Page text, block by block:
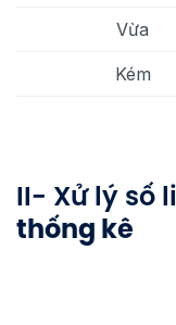
Vừa
Kém
II- Xử lý số
thống kê